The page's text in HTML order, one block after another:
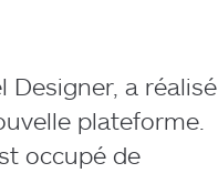
Designer, a réalisé
plateforme.
occupé de